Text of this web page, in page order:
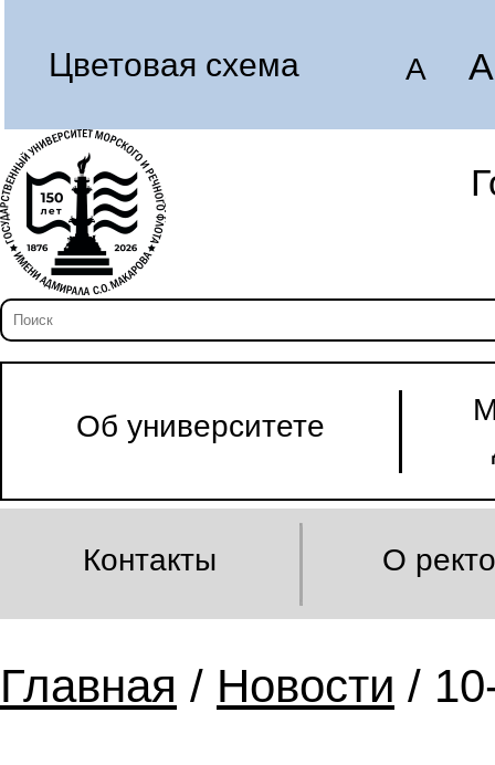
Цветовая схема A A
Об университете
Контакты О
Главная / Новости /